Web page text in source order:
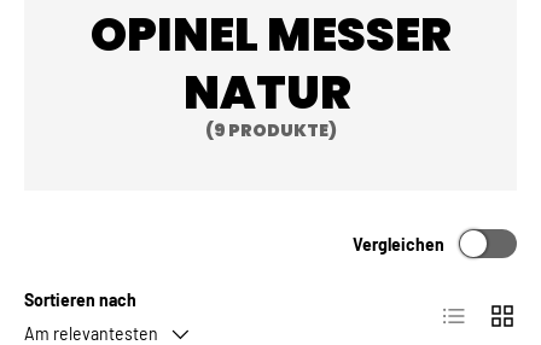
OPINEL MESSER
NATUR
(9 PRODUKTE)
Sortieren nach
Am relevantesten
Vergleichen